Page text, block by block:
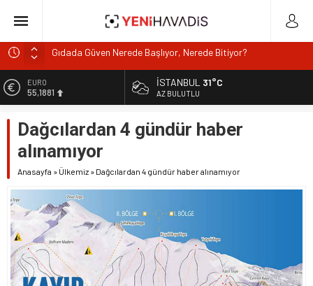
Gıdada Güven Nerede Başlıyor, Nerede Bitiyor?
Muğla’da orman yangını
DOA’NIN BEDELİNİTÜKETİCİYE Mİ ÖDETİYORLAR?
oldu
Türkiye, Suudi Arabistan ve Pakistan’dan Mekke Savunma
Anlaşması
ALTIN
6.660,55
13.779,39
DOLAR
İSTANBUL 31°C
AZ BULUTLU
Dağcılardan 4 gündür haber
alınamıyor
Anasayfa » Ülkemiz » Dağcılardan 4 gündür haber alınamıyor